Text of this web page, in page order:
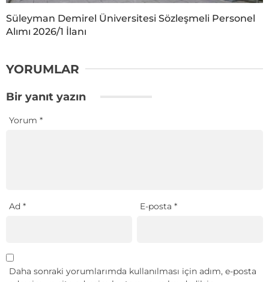
Süleyman Demirel Üniversitesi Sözleşmeli Personel
Alımı 2026/1 İlanı
YORUMLAR
Bir yanıt yazın
Yorum *
Ad * E-posta*
Daha sonraki yorumlarımda kullanılması için adım, e-posta